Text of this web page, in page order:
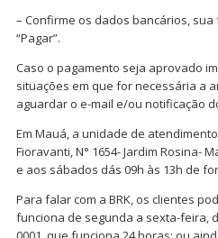
– Confirme os dados bancários,
“Pagar”.
Caso o pagamento seja aprovado
situações em que for necessária a
aguardar o e-mail e/ou notificação
Em Mauá, a unidade de
Fioravanti, N° 1654- Jardim Rosina-
e aos sábados dás 09h às 13h de
Para falar com a BRK, os clientes
funciona de segunda a sexta-feira,